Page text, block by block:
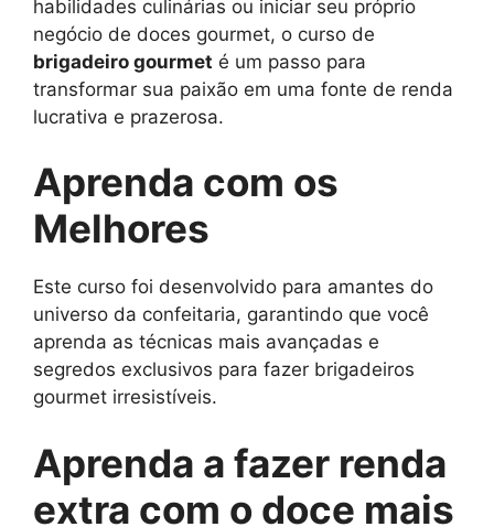
habilidades culinárias ou iniciar seu próprio
negócio de doces gourmet, o curso de
brigadeiro gourmet é um passo para
transformar sua paixão em uma fonte de renda
lucrativa e prazerosa.
Aprenda com os
Melhores
Este curso foi desenvolvido para amantes do
universo da confeitaria, garantindo que você
aprenda as técnicas mais avançadas e
segredos exclusivos para fazer brigadeiros
gourmet irresistíveis.
Aprenda a fazer renda
extra com o doce mais